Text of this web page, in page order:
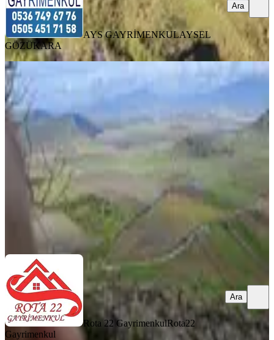
AYS GAYRİMENKULAYSEL
GÖZÜKARA
Ara
İzmir Dikili Demirtaş Emiralem 17162
M2 Yola Cephe Satılık Tarla
Dikili, Demirtaş Mahallesi
17162 m²
30.03.2026
Rota 22 Gayrimenkul Rota22 Gayrimenkul
Rota 22 GayrimenkulRota22
Gayrimenkul
Ara